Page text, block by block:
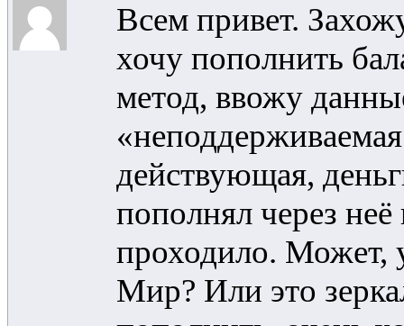
Всем привет.
хочу пополнить
метод, ввожу
действующая,
пополнял через
проходило. Может,
Мир? Или это